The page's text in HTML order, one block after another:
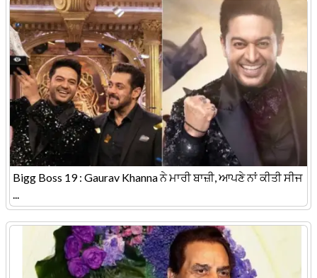
Bigg Boss 19 : Gaurav Khanna ਨੇ ਮਾਰੀ ਬਾਜ਼ੀ, ਆਪਣੇ ਨਾਂ ਕੀਤੀ ਸੀਜ
...